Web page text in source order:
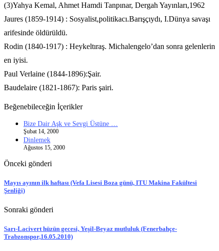
(3)Yahya Kemal, Ahmet Hamdi Tanpınar, Dergah Yayınları,1962
Jaures (1859-1914) : Sosyalist,politikacı.Barışçıydı, I.Dünya savaşı
arifesinde öldürüldü.
Rodin (1840-1917) : Heykeltıraş. Michalengelo’dan sonra gelenlerin
en iyisi.
Paul Verlaine (1844-1896):Şair.
Baudelaire (1821-1867): Paris şairi.
Beğenebileceğin İçerikler
Bize Dair Aşk ve Sevgi Üstüne …
Şubat 14, 2000
Dinlemek
Ağustos 15, 2000
Önceki gönderi
Mayıs ayının ilk haftası (Vefa Lisesi Boza günü, ITU Makina Fakültesi
Şenliği)
Sonraki gönderi
Sarı-Lacivert hüzün gecesi, Yeşil-Beyaz mutluluk (Fenerbahçe-
Trabzonspor,16.05.2010)